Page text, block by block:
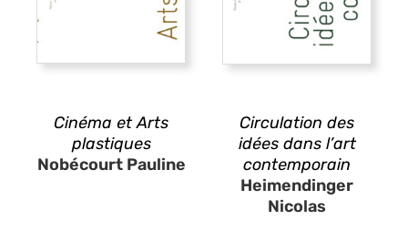
Cinéma et Arts
plastiques
Nobécourt Pauline
Circulation des
idées dans l’art
contemporain
Heimendinger
Nicolas